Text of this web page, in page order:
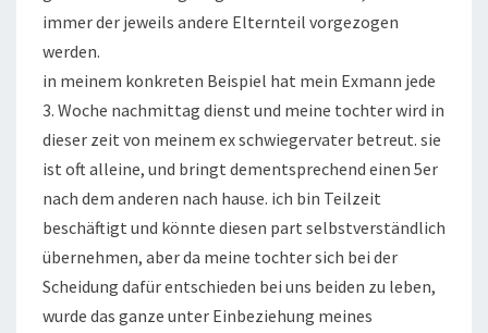
immer der jeweils andere Elternteil vorgezogen
werden.
in meinem konkreten Beispiel hat mein Exmann jede
3. Woche nachmittag dienst und meine tochter wird in
dieser zeit von meinem ex schwiegervater betreut. sie
ist oft alleine, und bringt dementsprechend einen 5er
nach dem anderen nach hause. ich bin Teilzeit
beschäftigt und könnte diesen part selbstverständlich
übernehmen, aber da meine tochter sich bei der
Scheidung dafür entschieden bei uns beiden zu leben,
wurde das ganze unter Einbeziehung meines